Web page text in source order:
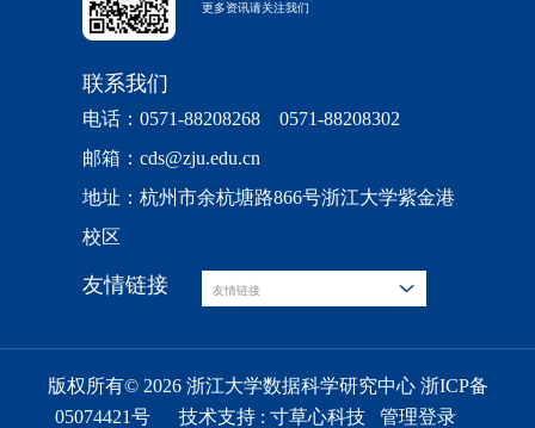
更多资讯请关注我们
联系我们
电话：0571-88208268 0571-88208302
邮箱：cds@zju.edu.cn
地址：杭州市余杭塘路866号浙江大学紫金港
校区
友情链接 友情链接
版权所有© 2026 浙江大学数据科学研究中心 浙ICP备
05074421号
技术支持 : 寸草心科技 管理登录